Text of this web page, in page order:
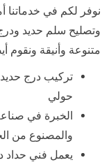
نوفر لكم في خدماتنا
وتصليح سلم حديد
متنوعة وأنيقة ونقوم
تركيب درج
حولي
والمصنوع من
يعمل فني